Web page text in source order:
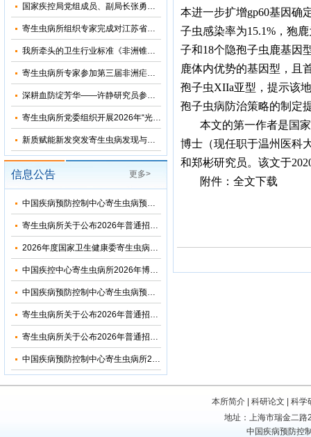
国家疾控局党组成员、副局长张勇到寄生虫病所调研指导
寄生虫病所组织专家完成对江苏省和湖北省2026年疟疾再传播风险评估
我所牵头的卫生行业标准《非洲锥虫病诊断》正式发布
寄生虫病所专家参加第三届非洲疟疾消除国际研讨会并分享中国抗疟经验
深耕血防绽芳华——许静研究员参加2026年“我和我的疾控故事”宣讲会
寄生虫病所党委组织开展2026年“光荣在党50年”纪念章颁发仪式
新质赋能新发突发寄生虫病发现与科研能力提升培训班在苏州成功举办
信息公告 更多>
中国疾病预防控制中心寄生虫病预防控制所（国家热带病研究中心）2026年优秀大学生夏令营活动招收简章
寄生虫病所关于公布2026年普通招考博士考生调剂复试名单的通知
2026年度国家卫生健康委寄生虫病原与媒介生物学重点实验室开放课题申请通知
中国疾控中心寄生虫病所2026年博士研究生招生调剂信息公布
中国疾病预防控制中心寄生虫病预防控制所2026年部门预算
寄生虫病所关于公布2026年普通招考公共卫生博士考生复试名单的通知
寄生虫病所关于公布2026年普通招考学术学位博士考生复试名单的通知
中国疾病预防控制中心寄生虫病所2024年度部门决算
本进一步扩增gp60基因确
子虫感染率为15.1% ，狍
子和18个隐孢子虫鹿基因
鹿体内优势的基因型，且
孢子虫XIIa亚型，提示该
孢子虫病防治策略的制定
本文的第一作者是国
博士（现任职于温州医科
和郑彬研究员。该文于
附件： 全文下载
本所简介 科研论文
科学
地址：上海市瑞金二
中国疾病预防控